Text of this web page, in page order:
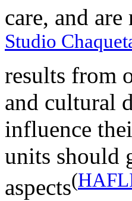
care, and
Studio
results from
and cultural
influence
units should
aspects(